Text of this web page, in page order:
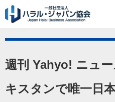
週刊 Yahyo! ニュ
キスタンで唯一日